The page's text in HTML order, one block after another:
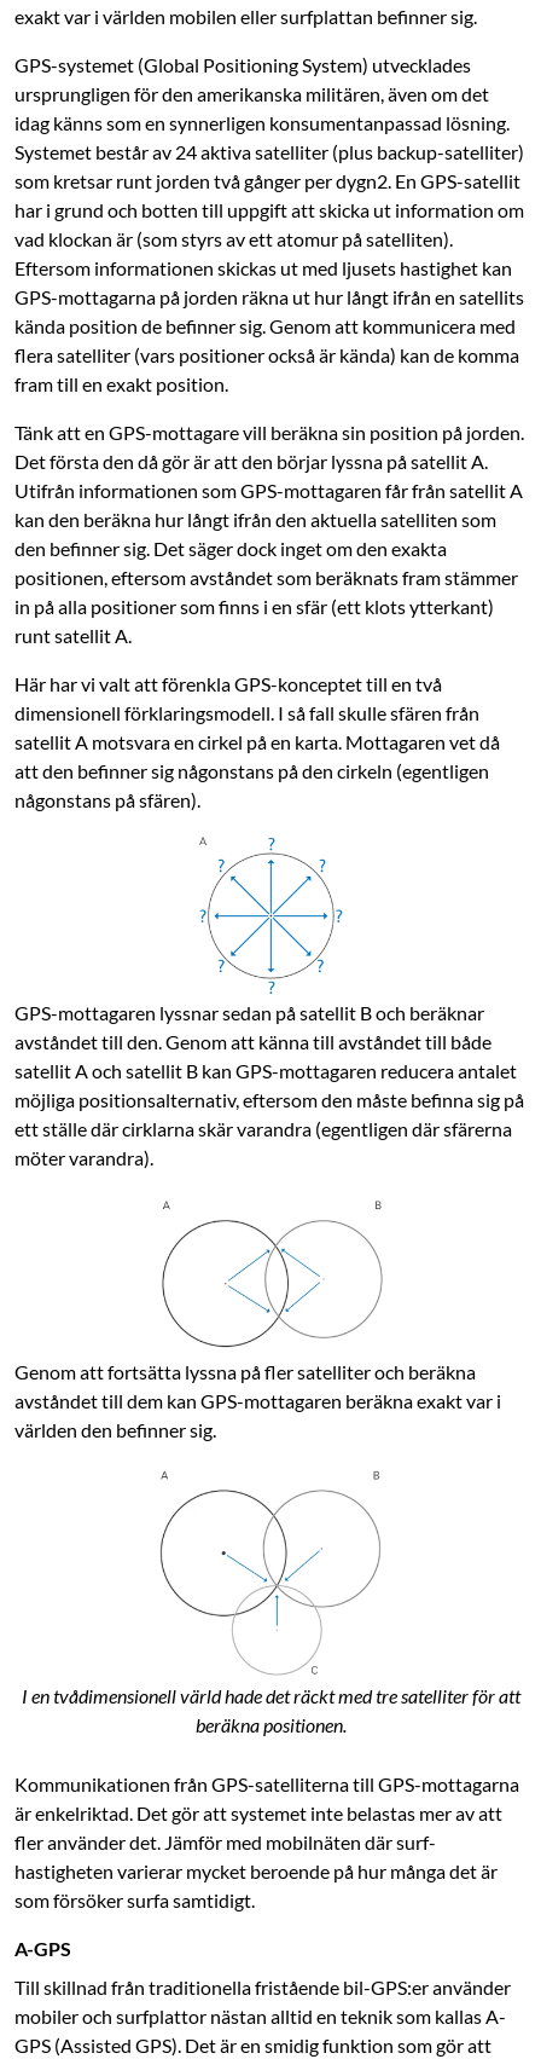
exakt var i världen mobilen eller surfplattan befinner sig.
GPS-systemet (Global Positioning System) utvecklades
ursprungligen för den ­amerikanska militären, även om det
idag känns som en synnerligen konsument­anpassad lösning.
Systemet består av 24 aktiva satelliter (plus backup-satelliter)
som kretsar runt jorden två gånger per dygn2. En GPS-satellit
har i grund och botten till uppgift att skicka ut information om
vad klockan är (som styrs av ett atomur på satelliten).
Eftersom informationen skickas ut med ljusets hastighet kan
GPS-mottagarna på jorden räkna ut hur långt ifrån en satellits
kända position de befinner sig. Genom att kommunicera med
flera satelliter (vars positioner också är kända) kan de komma
fram till en exakt position.
Tänk att en GPS-mottagare vill beräkna sin position på jorden.
Det första den då gör är att den börjar lyssna på satellit A.
Utifrån informationen som GPS-mottagaren får från satellit A
kan den beräkna hur långt ifrån den aktuella satelliten som
den befinner sig. Det säger dock inget om den exakta
positionen, eftersom avståndet som beräknats fram stämmer
in på alla positioner som finns i en sfär (ett klots ytterkant)
runt satellit A.
Här har vi valt att förenkla GPS-konceptet till en två
dimensionell förklaringsmodell. I så fall skulle sfären från
satellit A motsvara en cirkel på en karta. Mottagaren vet då
att den befinner sig någonstans på den cirkeln (egentligen
någonstans på sfären).
GPS-mottagaren lyssnar sedan på satellit B och beräknar
avståndet till den. Genom att känna till avståndet till både
satellit A och satellit B kan GPS-mottagaren ­reducera ­antalet
möjliga positionsalternativ, eftersom den måste befinna sig på
ett ställe där ­cirklarna skär varandra (egentligen där sfärerna
möter varandra).
Genom att fortsätta lyssna på fler satelliter och beräkna
avståndet till dem kan GPS-mottagaren beräkna exakt var i
världen den befinner sig.
I en tvådimensionell värld hade det räckt med tre satelliter för att
beräkna positionen.
Kommunikationen från GPS-satelliterna till GPS-mottagarna
är enkelriktad. Det gör att systemet inte belastas mer av att
fler använder det. Jämför med mobilnäten där surf­
hastigheten varierar mycket beroende på hur många det är
som försöker surfa samtidigt.
A-GPS
Till skillnad från traditionella fristående bil-GPS:er använder
mobiler och surfplattor nästan alltid en teknik som kallas A-
GPS (Assisted GPS). Det är en smidig funktion som gör att